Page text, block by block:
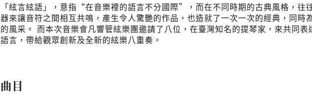
「絃言絃語」，意指“在音樂裡的語言不分國際”，而在不同時期的古典風格，往
器來讓音符之間相互共鳴，產生令人驚艷的作品，也造就了一次一次的經典，同時
的風采。 而本次音樂會凡響管絃樂團邀請了八位，在臺灣知名的提琴家，來共同表
語言，帶給觀眾創新及全新的絃樂八重奏。
曲目